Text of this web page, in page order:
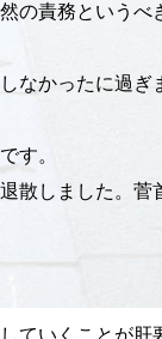
の責務というべ
なかったに過ぎ
す。
散しました。菅
ていくことが肝